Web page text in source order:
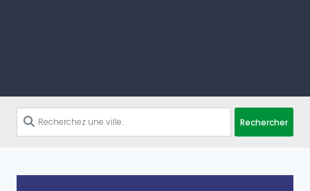
Rechercher